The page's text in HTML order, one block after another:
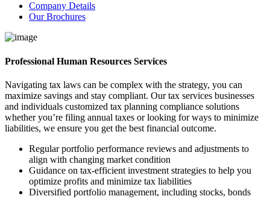
Company Details
Our Brochures
Professional Human Resources Services
Navigating tax laws can be complex with the strategy, you can
maximize savings and stay compliant. Our tax services businesses
and individuals customized tax planning compliance solutions
whether you’re filing annual taxes or looking for ways to minimize
liabilities, we ensure you get the best financial outcome.
Regular portfolio performance reviews and adjustments to
align with changing market condition
Guidance on tax-efficient investment strategies to help you
optimize profits and minimize tax liabilities
Diversified portfolio management, including stocks, bonds